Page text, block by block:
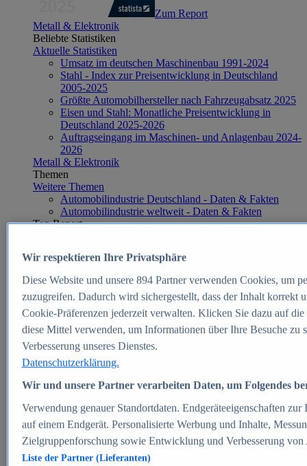
Zum Report
Metall & Elektronik
Beliebte Statistiken
Aktuelle Statistiken
Umsatz im deutschen Maschinenbau 1991-2024
Stahl - Index zur Preisentwicklung in Deutschland
2005-2025
Größte Automobilhersteller nach Fahrzeugabsatz 2025
Eisen und Stahl: Monatliche Preisentwicklung in
Deutschland 2025-2026
Auftragseingang im Maschinen- und Anlagenbau 2024-
2026
Metall & Elektronik
Themen
Weitere Themen
Automobilindustrie Deutschland - Daten & Fakten
Automobilindustrie weltweit - Daten & Fakten
Top Report
Zum Report
E-commerce
Beliebte Statistiken
Aktuelle Statistiken
E-Commerce - Entwicklung des Umsatzes in
Deutschland 1999-2025
Umsatz von Amazon in Deutschland und weltweit
2010-2025
B2C-E-Commerce: Top-50 Online Shops in
Deutschland 2024
Marktanteile von Online-Zahlungsverfahren in
Deutschland 2024
Umsatzstarke Warengruppen im Online-Handel in
Deutschland 2023-2025
Wir respektieren Ihre Privatsphäre
Diese Website und unsere 894Partner verwenden Cookies, um
zuzugreifen. Dadurch wird sichergestellt, dass der Inhalt korrekt
Cookie-Präferenzen jederzeit verwalten. Klicken Sie dazu auf
diese Mittel verwenden, um Informationen über Ihre Besuche
Verbesserung unseres Dienstes.
Datenschutzerklärung.
Wir und unsere Partner verarbeiten Daten, um Folgendes
Verwendung genauer Standortdaten. Endgeräteeigenschaften
auf einem Endgerät. Personalisierte Werbung und Inhalte,
Zielgruppenforschung sowie Entwicklung und Verbesserung von
Liste der Partner (Lieferanten)